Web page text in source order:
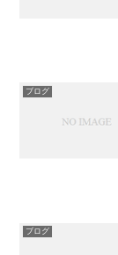
ブログ
ブログ